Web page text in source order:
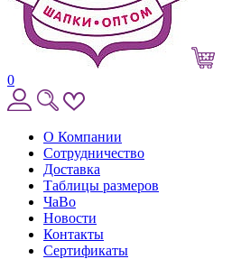
0
О Компании
Сотрудничество
Доставка
Таблицы размеров
ЧаВо
Новости
Контакты
Сертификаты